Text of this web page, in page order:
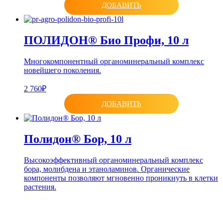
ДОБАВИТЬ
ПОЛИДОН® Био Профи, 10 л
Многокомпонентный органоминеральный комплекс
новейшего поколения.
2 760₽
ДОБАВИТЬ
Полидон® Бор, 10 л
Высокоэффективный органоминеральный комплекс
бора, молибдена и этаноламинов. Органические
компоненты позволяют мгновенно проникнуть в клетки
растения.